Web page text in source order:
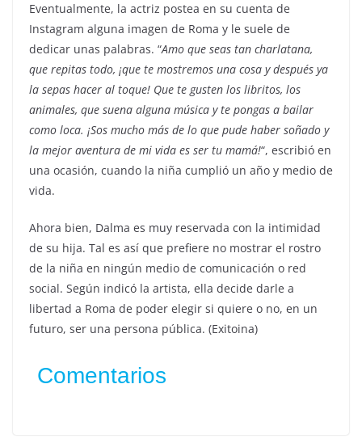
Eventualmente, la actriz postea en su cuenta de
Instagram alguna imagen de Roma y le suele de
dedicar unas palabras. “Amo que seas tan charlatana,
que repitas todo, ¡que te mostremos una cosa y después ya
la sepas hacer al toque! Que te gusten los libritos, los
animales, que suena alguna música y te pongas a bailar
como loca. ¡Sos mucho más de lo que pude haber soñado y
la mejor aventura de mi vida es ser tu mamá!“, escribió en
una ocasión, cuando la niña cumplió un año y medio de
vida.
Ahora bien, Dalma es muy reservada con la intimidad
de su hija. Tal es así que prefiere no mostrar el rostro
de la niña en ningún medio de comunicación o red
social. Según indicó la artista, ella decide darle a
libertad a Roma de poder elegir si quiere o no, en un
futuro, ser una persona pública. (Exitoina)
Comentarios